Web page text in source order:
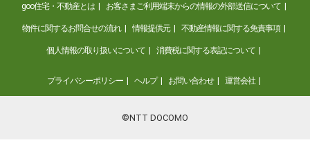
goo住宅・不動産とは お客さまご利用端末からの情報の外部送信について
物件に関するお問合せの流れ 情報提供元 不動産情報に関する免責事項
個人情報の取り扱いについて 消費税に関する表記について
プライバシーポリシー ヘルプ お問い合わせ 運営会社
©NTT DOCOMO